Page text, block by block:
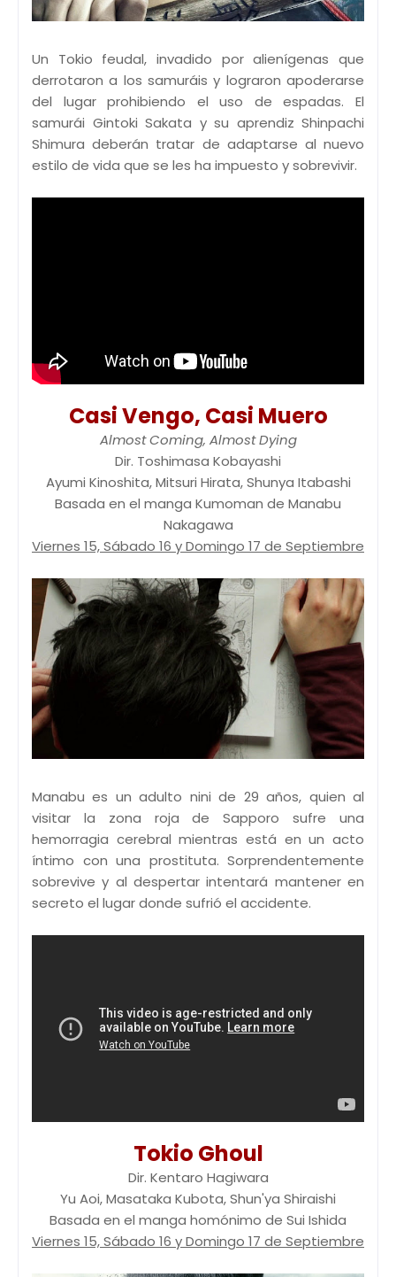
Un Tokio feudal, invadido por alienígenas que
derrotaron a los samuráis y lograron apoderarse
del lugar prohibiendo el uso de espadas. El
samurái Gintoki Sakata y su aprendiz Shinpachi
Shimura deberán tratar de adaptarse al nuevo
estilo de vida que se les ha impuesto y sobrevivir.
Casi Vengo, Casi Muero
Almost Coming, Almost Dying
Dir. Toshimasa Kobayashi
Ayumi Kinoshita, Mitsuri Hirata, Shunya Itabashi
Basada en el manga Kumoman de Manabu
Nakagawa
Viernes 15, Sábado 16 y Domingo 17 de Septiembre
Manabu es un adulto nini de 29 años, quien al
visitar la zona roja de Sapporo sufre una
hemorragia cerebral mientras está en un acto
íntimo con una prostituta. Sorprendentemente
sobrevive y al despertar intentará mantener en
secreto el lugar donde sufrió el accidente.
Tokio Ghoul
Dir. Kentaro Hagiwara
Yu Aoi, Masataka Kubota, Shun'ya Shiraishi
Basada en el manga homónimo de Sui Ishida
Viernes 15, Sábado 16 y Domingo 17 de Septiembre